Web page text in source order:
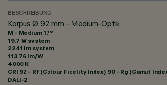
BESCHREIBUNG
Korpus Ø 92 mm - Medium-Optik
M - Medium 17°
19.7 W system
2241 lm system
113.76 lm/W
4000 K
CRI 92 - Rf (Colour Fidelity Index) 90 - Rg (Gamut
DALI-2